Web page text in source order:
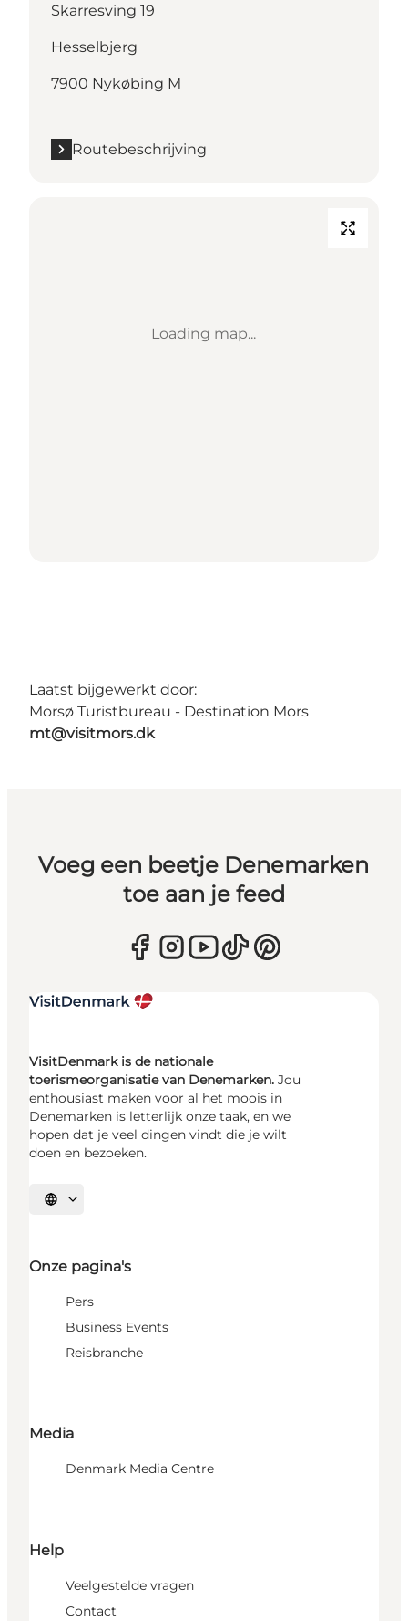
Skarresving 19
Hesselbjerg
7900 Nykøbing M
Routebeschrijving
Loading map...
Laatst bijgewerkt door:
Morsø Turistbureau - Destination Mors
mt@visitmors.dk
Voeg een beetje Denemarken
toe aan je feed
VisitDenmark is de nationale
toerismeorganisatie van Denemarken. Jou
enthousiast maken voor al het moois in
Denemarken is letterlijk onze taak, en we
hopen dat je veel dingen vindt die je wilt
doen en bezoeken.
Selecteer taal
Onze pagina's
Pers
Business Events
Reisbranche
Media
Denmark Media Centre
Help
Veelgestelde vragen
Contact